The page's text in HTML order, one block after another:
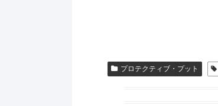
プロテクティブ・プット